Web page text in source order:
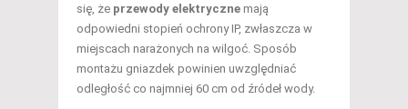
się, że przewody elektryczne mają
odpowiedni stopień ochrony IP, zwłaszcza w
miejscach narażonych na wilgoć. Sposób
montażu gniazdek powinien uwzględniać
odległość co najmniej 60 cm od źródeł wody.